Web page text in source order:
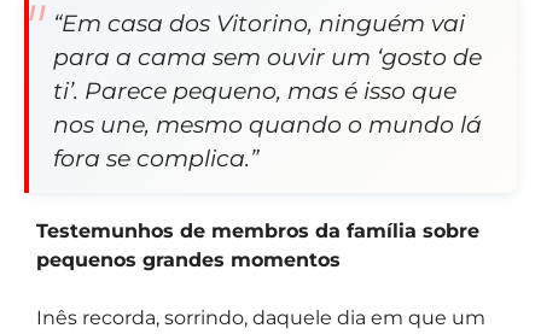
“Em casa dos Vitorino, ninguém vai
para a cama sem ouvir um ‘gosto de
ti’. Parece pequeno, mas é isso que
nos une, mesmo quando o mundo lá
fora se complica.”
Testemunhos de membros da família sobre
pequenos grandes momentos
Inês recorda, sorrindo, daquele dia em que um